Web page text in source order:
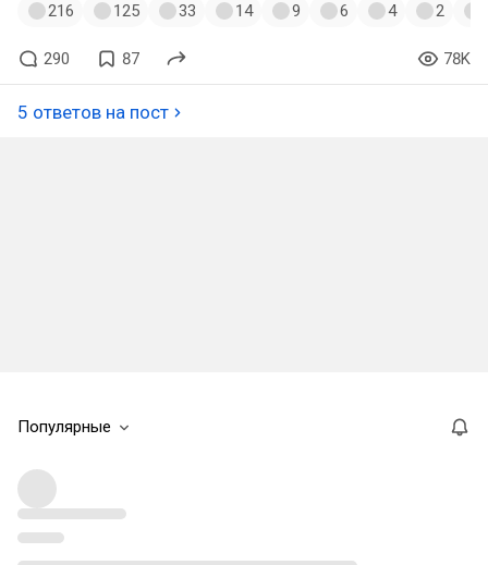
216 125 33 14 9 6 4 2
290 87 78K
5 ответов на пост
Популярные